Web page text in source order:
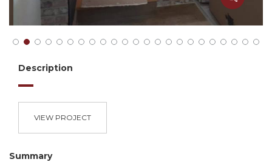
Description
VIEW PROJECT
Summary